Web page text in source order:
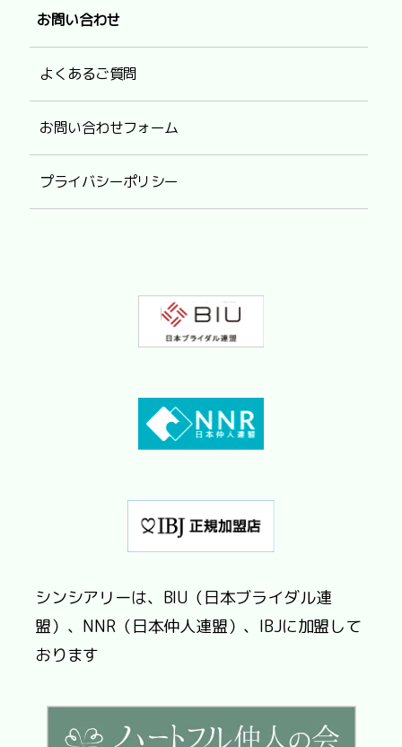
お問い合わせ
よくあるご質問
お問い合わせフォーム
プライバシーポリシー
シンシアリーは、BIU（日本ブライダル連
盟）、NNR（日本仲人連盟）、IBJに加盟して
おります